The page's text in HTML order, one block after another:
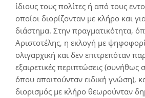
ίδιους τους πολίτες ή από τους
οποίοι διορίζονταν με κλήρο και
διάστημα. Στην πραγματικότητα,
Αριστοτέλης, η εκλογή με
ολιγαρχική και δεν επιτρεπόταν
εξαιρετικές περιπτώσεις (συνήθως
όπου απαιτούνταν ειδική γνώση),
διορισμός με κλήρο θεωρούνταν